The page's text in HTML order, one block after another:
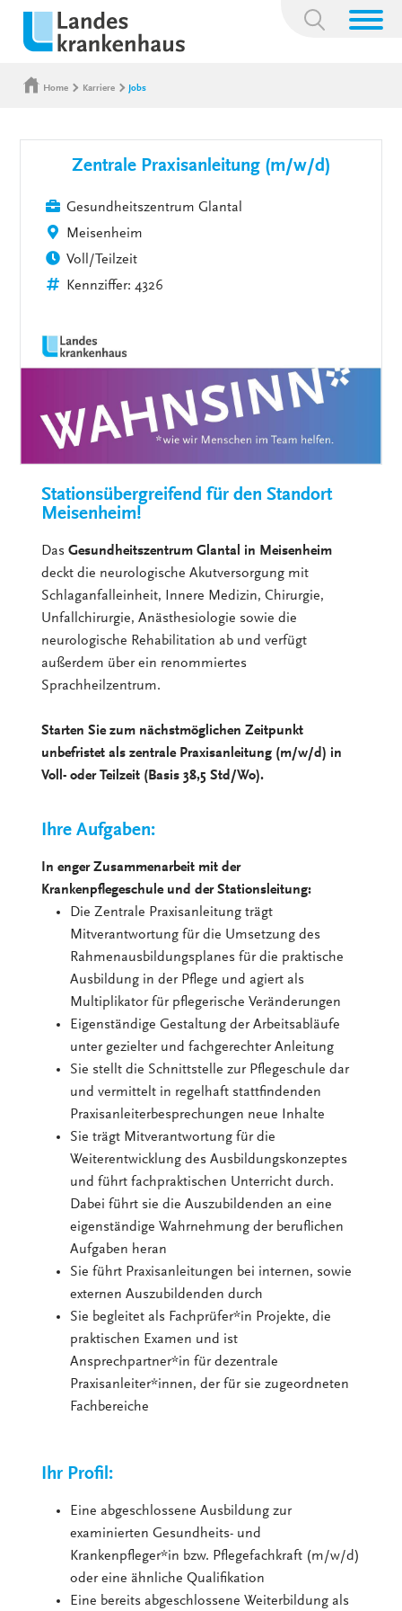
Suchbegriff:
Home Karriere Jobs
Zentrale Praxisanleitung (m/w/d)
Gesundheitszentrum Glantal
Meisenheim
Voll/Teilzeit
Kennziffer: 4326
Stationsübergreifend für den Standort
Meisenheim!
DasGesundheitszentrum Glantal in Meisenheim
deckt die neurologische Akutversorgung mit
Schlaganfalleinheit, Innere Medizin, Chirurgie,
Unfallchirurgie, Anästhesiologie sowie die
neurologische Rehabilitation ab und verfügt
außerdem über ein renommiertes
Sprachheilzentrum.
Starten Sie zum nächstmöglichen Zeitpunkt
unbefristet als zentrale Praxisanleitung (m/w/d) in
Voll- oder Teilzeit (Basis 38,5 Std/Wo).
Ihre Aufgaben:
In enger Zusammenarbeit mit der
Krankenpflegeschule und der Stationsleitung:
Die Zentrale Praxisanleitung trägt
Mitverantwortung für die Umsetzung des
Rahmenausbildungsplanes für die praktische
Ausbildung in der Pflege und agiert als
Multiplikator für pflegerische Veränderungen
Eigenständige Gestaltung der Arbeitsabläufe
unter gezielter und fachgerechter Anleitung
Sie stellt die Schnittstelle zur Pflegeschule dar
und vermittelt in regelhaft stattfindenden
Praxisanleiterbesprechungen neue Inhalte
Sie trägt Mitverantwortung für die
Weiterentwicklung des Ausbildungskonzeptes
und führt fachpraktischen Unterricht durch.
Dabei führt sie die Auszubildenden an eine
eigenständige Wahrnehmung der beruflichen
Aufgaben heran
Sie führt Praxisanleitungen bei internen, sowie
externen Auszubildenden durch
Sie begleitet als Fachprüfer*in Projekte, die
praktischen Examen und ist
Ansprechpartner*in für dezentrale
Praxisanleiter*innen, der für sie zugeordneten
Fachbereiche
Ihr Profil:
Eine abgeschlossene Ausbildung zur
examinierten Gesundheits- und
Krankenpfleger*in bzw. Pflegefachkraft (m/w/d)
oder eine ähnliche Qualifikation
Eine bereits abgeschlossene Weiterbildung als